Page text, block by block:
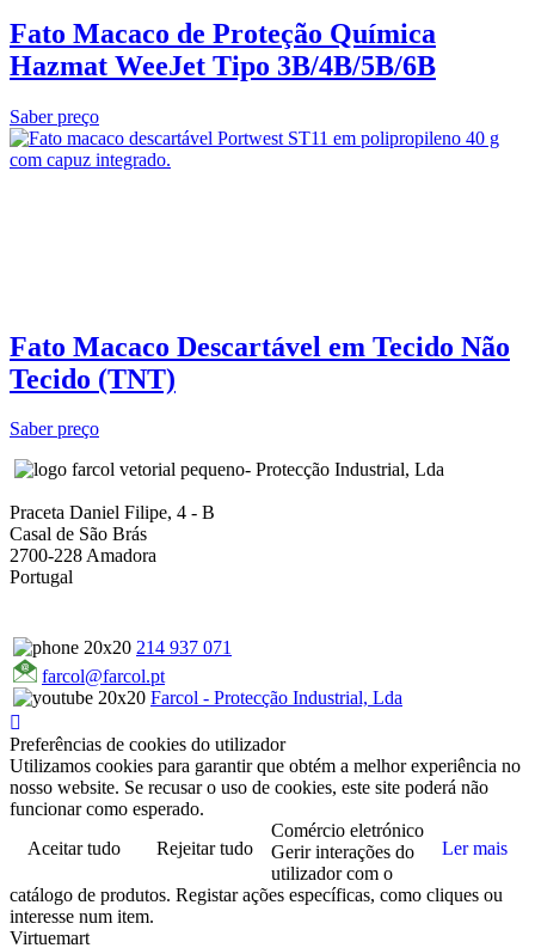
Fato Macaco de Proteção Química
Hazmat WeeJet Tipo 3B/4B/5B/6B
Saber preço
Fato Macaco Descartável em Tecido Não
Tecido (TNT)
Saber preço
- Protecção Industrial, Lda
Praceta Daniel Filipe, 4 - B
Casal de São Brás
2700-228 Amadora
Portugal
214 937 071
farcol@farcol.pt
Farcol - Protecção Industrial, Lda
Preferências de cookies do utilizador
Utilizamos cookies para garantir que obtém a melhor experiência no
nosso website. Se recusar o uso de cookies, este site poderá não
funcionar como esperado.
Aceitar tudo
Rejeitar tudo Ler mais
Comércio eletrónico
Gerir interações do
utilizador com o
catálogo de produtos. Registar ações específicas, como cliques ou
interesse num item.
Virtuemart